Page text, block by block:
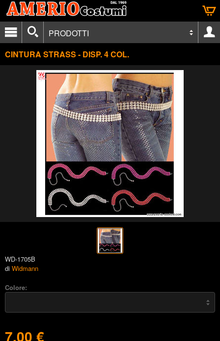
PRODOTTI
CINTURA STRASS - DISP. 4 COL.
WD-1705B
di Widmann
Colore:
7,00 €